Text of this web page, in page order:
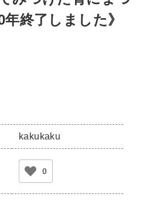
終了しました》
kakukaku
0